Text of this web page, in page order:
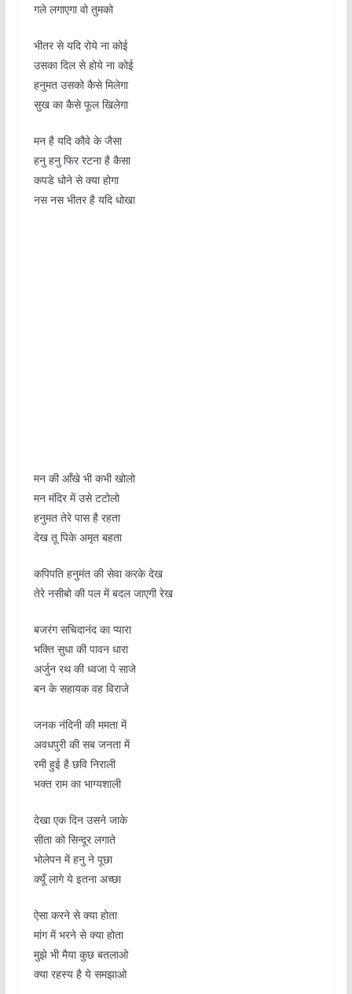
गले लगाएगा वो तुमको
भीतर से यदि रोये ना कोई
उसका दिल से होये ना कोई
हनुमत उसको कैसे मिलेगा
सुख का कैसे फूल खिलेगा
मन है यदि कौवे के जैसा
हनु हनु फिर रटना है कैसा
कपडे धोने से क्या होगा
नस नस भीतर है यदि धोखा
मन की आँखे भी कभी खोलो
मन मंदिर में उसे टटोलो
हनुमत तेरे पास है रहता
देख तू पिके अमृत बहता
कपिपति हनुमंत की सेवा करके देख
तेरे नसीबो की पल में बदल जाएगी रेख
बजरंग सचिदानंद का प्यारा
भक्ति सुधा की पावन धारा
अर्जुन रथ की ध्वजा पे साजे
बन के सहायक वह विराजे
जनक नंदिनी की ममता में
अवधपुरी की सब जनता में
रमी हुई है छवि निराली
भक्त राम का भाग्यशाली
देखा एक दिन उसने जाके
सीता को सिन्दूर लगाते
भोलेपन में हनु ने पूछा
क्यूँ लागे ये इतना अच्छा
ऐसा करने से क्या होता
मांग में भरने से क्या होता
मुझे भी मैया कुछ बतलाओ
क्या रहस्य है ये समझाओ